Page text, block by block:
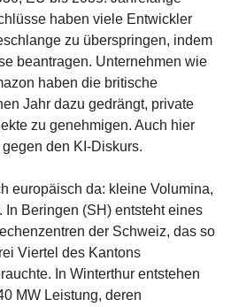
haben viele Entwickler
zu überspringen, indem
beantragen. Unternehmen wie
haben die britische
Jahr dazu gedrängt, private
zu genehmigen. Auch hier
den KI-Diskurs.
europäisch da: kleine Volumina,
In Beringen (SH) entsteht eines
der Schweiz, das so
Viertel des Kantons
In Winterthur entstehen
MW Leistung, deren